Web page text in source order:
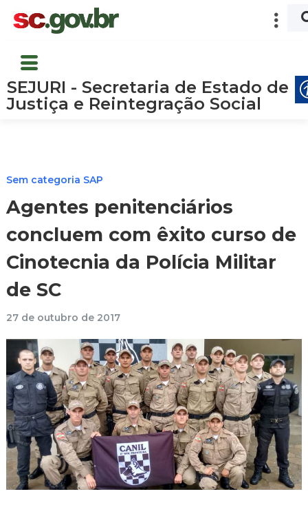
SEJURI - Secretaria de Estado de
Justiça e Reintegração Social
Sem categoria SAP
Agentes penitenciários
concluem com êxito curso de
Cinotecnia da Polícia Militar
de SC
27 de outubro de 2017